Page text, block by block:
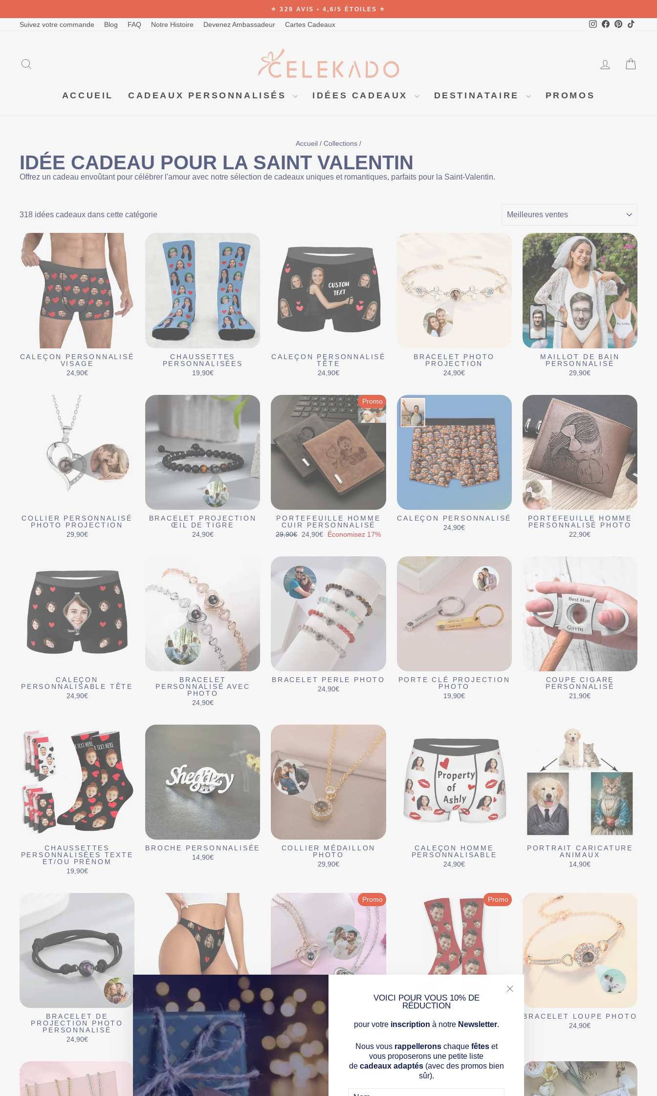
contenu
Diaporama
Pause
⭐ 329 AVIS • 4,6/5 ÉTOILES ⭐
Suivez votre commande Blog FAQ Notre Histoire Devenez Ambassadeur Cartes Cadeaux Instagram
Facebook
Pinterest
SE
ACCUEIL CADEAUX PERSONNALISÉS IDÉES CADEAUX DESTINATAIRE PROMOS
VOICI POUR VOUS 10% DE
RÉDUCTION
pour votre inscription à notre Newsletter.
Nous vous rappelleronschaque fêteset
vous proposerons une petite liste
de cadeaux adaptés(avec des promos bien
sûr).
(Esc)"
Accueil / Collections /
IDÉE CADEAU POUR LA SAINT VALENTIN
Offrez un cadeau envoûtant pour célébrer l'amour avec notre sélection de cadeaux uniques et romantiques, parfaits pour la Saint-Valentin.
318 idées cadeaux dans cette catégorie
CALEÇON PERSONNALISÉ
VISAGE
24,90€
CHAUSSETTES
PERSONNALISÉES
19,90€
CALEÇON PERSONNALISÉ
TÊTE
24,90€
BRACELET PHOTO
PROJECTION
24,90€
MAILLOT DE BAIN
PERSONNALISÉ
29,90€
COLLIER PERSONNALISÉ
PHOTO PROJECTION
29,90€
BRACELET PROJECTION
ŒIL DE TIGRE
24,90€
Promo
PORTEFEUILLE HOMME
CUIR PERSONNALISÉ
Prix
29,90€
Prix
24,90€ Économisez 17%
CALEÇON PERSONNALISÉ
24,90€
PORTEFEUILLE HOMME
PERSONNALISÉ PHOTO
22,90€
CALEÇON
PERSONNALISABLE TÊTE
24,90€
BRACELET
PERSONNALISÉ AVEC
PHOTO
24,90€
BRACELET PERLE PHOTO
24,90€
PORTE CLÉ PROJECTION
PHOTO
19,90€
COUPE CIGARE
PERSONNALISÉ
21,90€
CHAUSSETTES
PERSONNALISÉES TEXTE
ET/OU PRÉNOM
19,90€
BROCHE PERSONNALISÉE
14,90€
COLLIER MÉDAILLON
PHOTO
29,90€
CALEÇON HOMME
PERSONNALISABLE
24,90€
PORTRAIT CARICATURE
ANIMAUX
14,90€
BRACELET DE
PROJECTION PHOTO
PERSONNALISÉ
24,90€
STRING PERSONNALISÉ
PHOTO
19,90€
Promo
COLLIER COEUR PHOTO
régulier
29,90€ Prix
réduit
24,90€ Économisez 17%
Promo
PERSONNALISÉES
BRACELET LOUPE PHOTO
24,90€
Promo